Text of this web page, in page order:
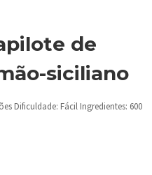
de
siciliano
Dificuldade: Fácil Ingredientes: 600